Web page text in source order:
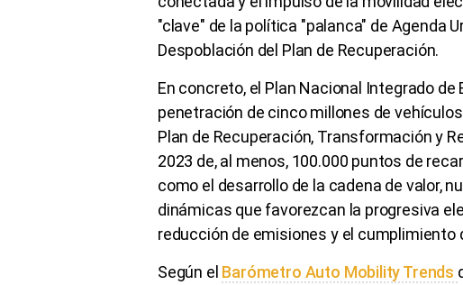
"clave" de la política "palanca" de Agenda
Despoblación del Plan de Recuperación.
En concreto, el Plan Nacional Integrado de
penetración de cinco millones de
Plan de Recuperación, Transformación y
2023 de, al menos, 100.000 puntos de
como el desarrollo de la cadena de valor,
dinámicas que favorezcan la progresiva
reducción de emisiones y el cumplimiento
Según el Barómetro Auto Mobility Trends